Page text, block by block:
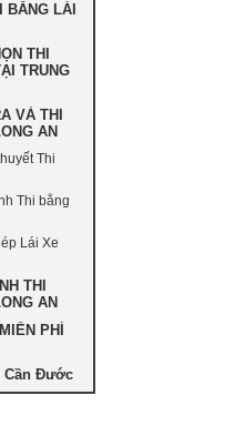
BẰNG LÁI
THI
TRUNG
VÀ THI
AN
Thi
Thi bằng
Lái Xe
THI
AN
PHÍ
Cần Đước